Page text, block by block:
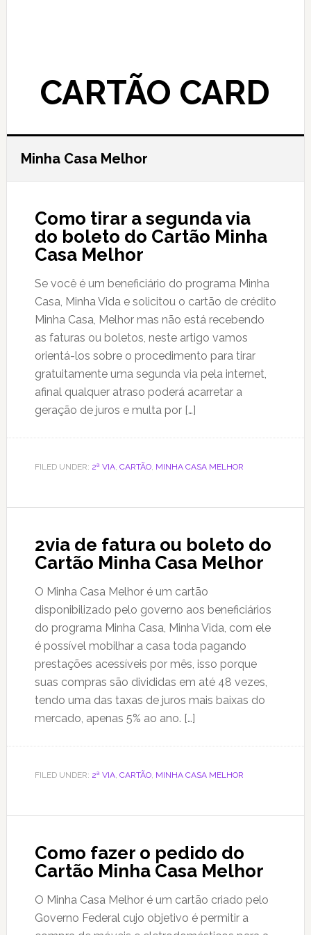
CARTÃO CARD
Minha Casa Melhor
Como tirar a segunda via
do boleto do Cartão Minha
Casa Melhor
Se você é um beneficiário do programa Minha
Casa, Minha Vida e solicitou o cartão de crédito
Minha Casa, Melhor mas não está recebendo
as faturas ou boletos, neste artigo vamos
orientá-los sobre o procedimento para tirar
gratuitamente uma segunda via pela internet,
afinal qualquer atraso poderá acarretar a
geração de juros e multa por […]
FILED UNDER: 2ª VIA, CARTÃO, MINHA CASA MELHOR
2via de fatura ou boleto do
Cartão Minha Casa Melhor
O Minha Casa Melhor é um cartão
disponibilizado pelo governo aos beneficiários
do programa Minha Casa, Minha Vida, com ele
é possível mobilhar a casa toda pagando
prestações acessíveis por mês, isso porque
suas compras são divididas em até 48 vezes,
tendo uma das taxas de juros mais baixas do
mercado, apenas 5% ao ano. […]
FILED UNDER: 2ª VIA, CARTÃO, MINHA CASA MELHOR
Como fazer o pedido do
Cartão Minha Casa Melhor
O Minha Casa Melhor é um cartão criado pelo
Governo Federal cujo objetivo é permitir a